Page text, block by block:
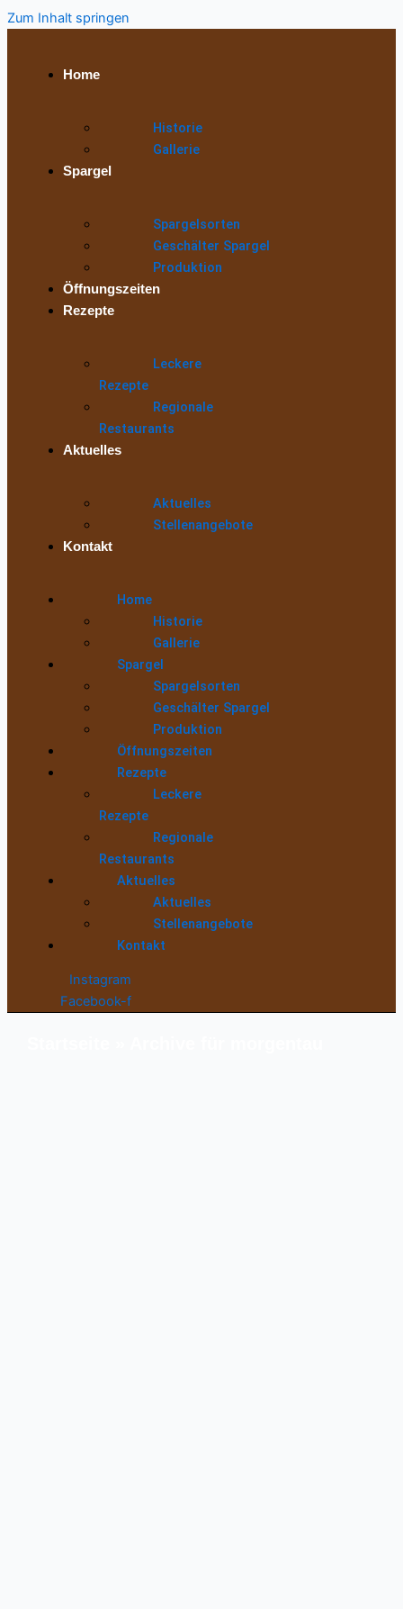
Zum Inhalt springen
Home
Historie
Gallerie
Spargel
Spargelsorten
Geschälter Spargel
Produktion
Öffnungszeiten
Rezepte
Leckere
Rezepte
Regionale
Restaurants
Aktuelles
Aktuelles
Stellenangebote
Kontakt
Home
Historie
Gallerie
Spargel
Spargelsorten
Geschälter Spargel
Produktion
Öffnungszeiten
Rezepte
Leckere
Rezepte
Regionale
Restaurants
Aktuelles
Aktuelles
Stellenangebote
Kontakt
Instagram
Facebook-f